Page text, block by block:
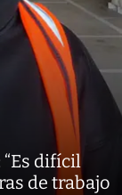
difícil
de trabajo